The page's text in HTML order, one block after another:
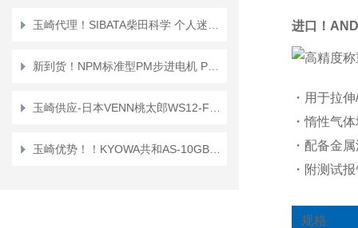
进口！
・用于拉
・惰性气
・配备金
・附测试
规格